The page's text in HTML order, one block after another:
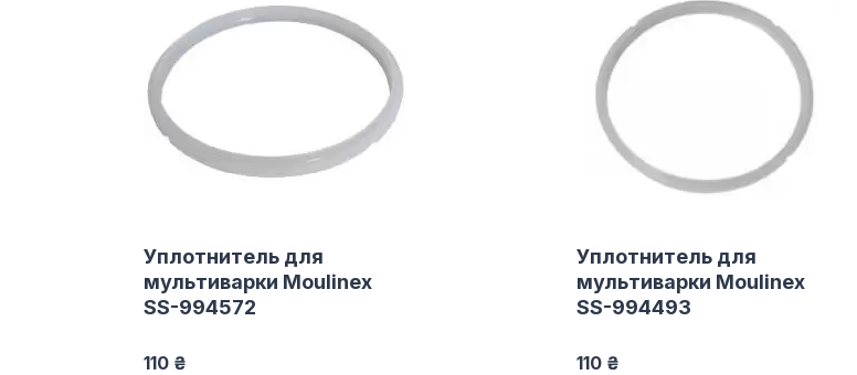
Уплотнитель для
мультиварки Moulinex
SS-994572
110 ₴
Уплотнитель для
мультиварки Moulinex
SS-994493
110 ₴